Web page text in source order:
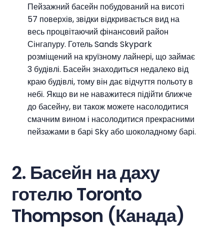
Пейзажний басейн побудований на висоті
57 поверхів, звідки відкривається вид на
весь процвітаючий фінансовий район
Сінгапуру. Готель Sands Skypark
розміщений на круїзному лайнері, що займає
3 будівлі. Басейн знаходиться недалеко від
краю будівлі, тому він дає відчуття польоту в
небі. Якщо ви не наважитеся підійти ближче
до басейну, ви також можете насолодитися
смачним вином і насолодитися прекрасними
пейзажами в барі Sky або шоколадному барі.
2. Басейн на даху
готелю Toronto
Thompson (Канада)